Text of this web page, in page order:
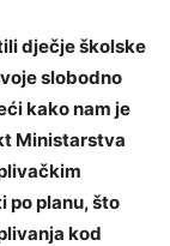
dječje školske
slobodno
kako nam je
Ministarstva
po planu, što
kod